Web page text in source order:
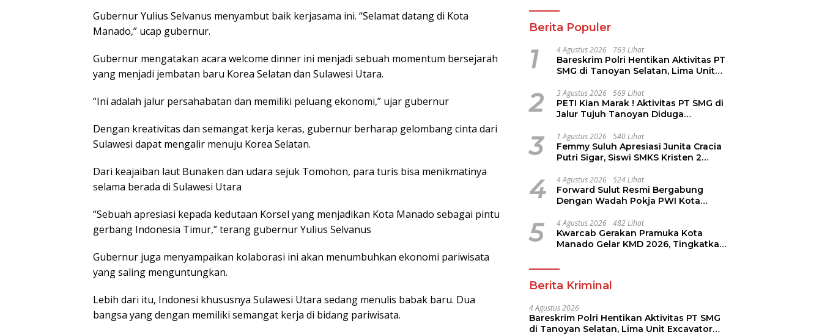
Gubernur Yulius Selvanus menyambut baik kerjasama ini. “Selamat datang di Kota
Manado,” ucap gubernur.
Gubernur mengatakan acara welcome dinner ini menjadi sebuah momentum bersejarah
yang menjadi jembatan baru Korea Selatan dan Sulawesi Utara.
“Ini adalah jalur persahabatan dan memiliki peluang ekonomi,” ujar gubernur
Dengan kreativitas dan semangat kerja keras, gubernur berharap gelombang cinta dari
Sulawesi dapat mengalir menuju Korea Selatan.
Dari keajaiban laut Bunaken dan udara sejuk Tomohon, para turis bisa menikmatinya
selama berada di Sulawesi Utara
“Sebuah apresiasi kepada kedutaan Korsel yang menjadikan Kota Manado sebagai pintu
gerbang Indonesia Timur,” terang gubernur Yulius Selvanus
Gubernur juga menyampaikan kolaborasi ini akan menumbuhkan ekonomi pariwisata
yang saling menguntungkan.
Lebih dari itu, Indonesi khususnya Sulawesi Utara sedang menulis babak baru. Dua
bangsa yang dengan memiliki semangat kerja di bidang pariwisata.
Berita Populer
1 4 Agustus 2026 763 Lihat
Bareskrim Polri Hentikan Aktivitas PT
SMG di Tanoyan Selatan, Lima Unit
2 3 Agustus 2026 569 Lihat
PETI Kian Marak ! Aktivitas PT SMG di
Jalur Tujuh Tanoyan Diduga
3 1 Agustus 2026 540 Lihat
Femmy Suluh Apresiasi Junita Cracia
Putri Sigar, Siswi SMKS Kristen 2
Dikmen Nasional 2026
4 4 Agustus 2026 524 Lihat
Forward Sulut Resmi Bergabung
Dengan Wadah Pokja PWI Kota
5 4 Agustus 2026 482 Lihat
Kwarcab Gerakan Pramuka Kota
Manado Gelar KMD 2026, Tingkatkan
Pramuka
Berita Kriminal
4 Agustus 2026
Bareskrim Polri Hentikan Aktivitas PT SMG
di Tanoyan Selatan, Lima Unit Excavator